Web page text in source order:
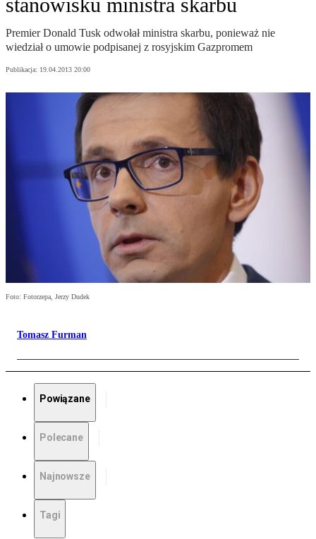
Premier Donald Tusk odwołał ministra skarbu, ponieważ nie
wiedział o umowie podpisanej z rosyjskim Gazpromem
Publikacja: 19.04.2013 20:00
Foto: Fotorzepa, Jerzy Dudek
Tomasz Furman
Powiązane
Polecane
Najnowsze
Tagi